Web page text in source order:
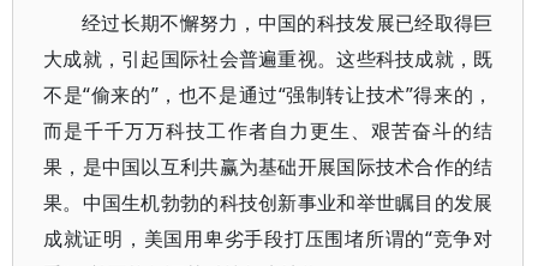
经过长期不懈努力，中国的科技发展已经取得巨
大成就，引起国际社会普遍重视。这些科技成就，既
不是“偷来的”，也不是通过“强制转让技术”得来的，
而是千千万万科技工作者自力更生、艰苦奋斗的结
果，是中国以互利共赢为基础开展国际技术合作的结
果。中国生机勃勃的科技创新事业和举世瞩目的发展
成就证明，美国用卑劣手段打压围堵所谓的“竞争对